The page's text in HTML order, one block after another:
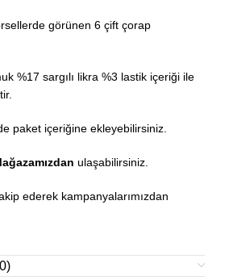
görünen 6 çift çorap
%17 sargılı likra %3 lastik içeriği ile
paket içeriğine ekleyebilirsiniz.
ulaşabilirsiniz.
ederek kampanyalarımızdan